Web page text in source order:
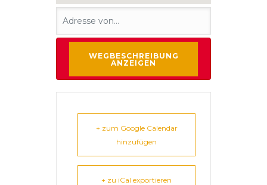
+ zum Google Calendar
hinzufügen
+ zu iCal exportieren